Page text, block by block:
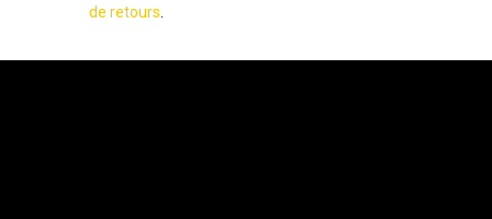
de retours.